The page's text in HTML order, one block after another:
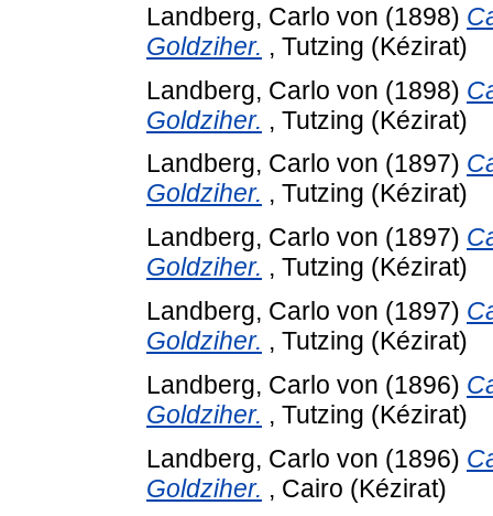
Landberg, Carlo von (1898)
Goldziher. , Tutzing (Kézirat)
Landberg, Carlo von (1898)
Goldziher. , Tutzing (Kézirat)
Landberg, Carlo von (1897)
Goldziher. , Tutzing (Kézirat)
Landberg, Carlo von (1897)
Goldziher. , Tutzing (Kézirat)
Landberg, Carlo von (1897)
Goldziher. , Tutzing (Kézirat)
Landberg, Carlo von (1896)
Goldziher. , Tutzing (Kézirat)
Landberg, Carlo von (1896)
Goldziher. , Cairo (Kézirat)